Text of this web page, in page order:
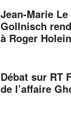
Jean-Marie
Gollnisch
à Roger
Débat sur RT
de l’affaire